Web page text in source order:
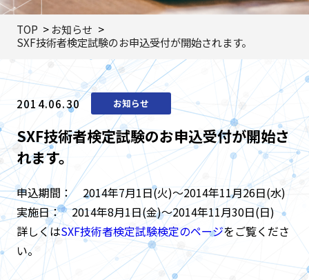
TOP
お知らせ
SXF技術者検定試験のお申込受付が開始されます。
2014.06.30 お知らせ
SXF技術者検定試験のお申込受付が開始さ
れます。
申込期間： 2014年7月1日(火)～2014年11月26日(水)
実施日： 2014年8月1日(金)～2014年11月30日(日)
詳しくはSXF技術者検定試験検定のページをご覧くださ
い。